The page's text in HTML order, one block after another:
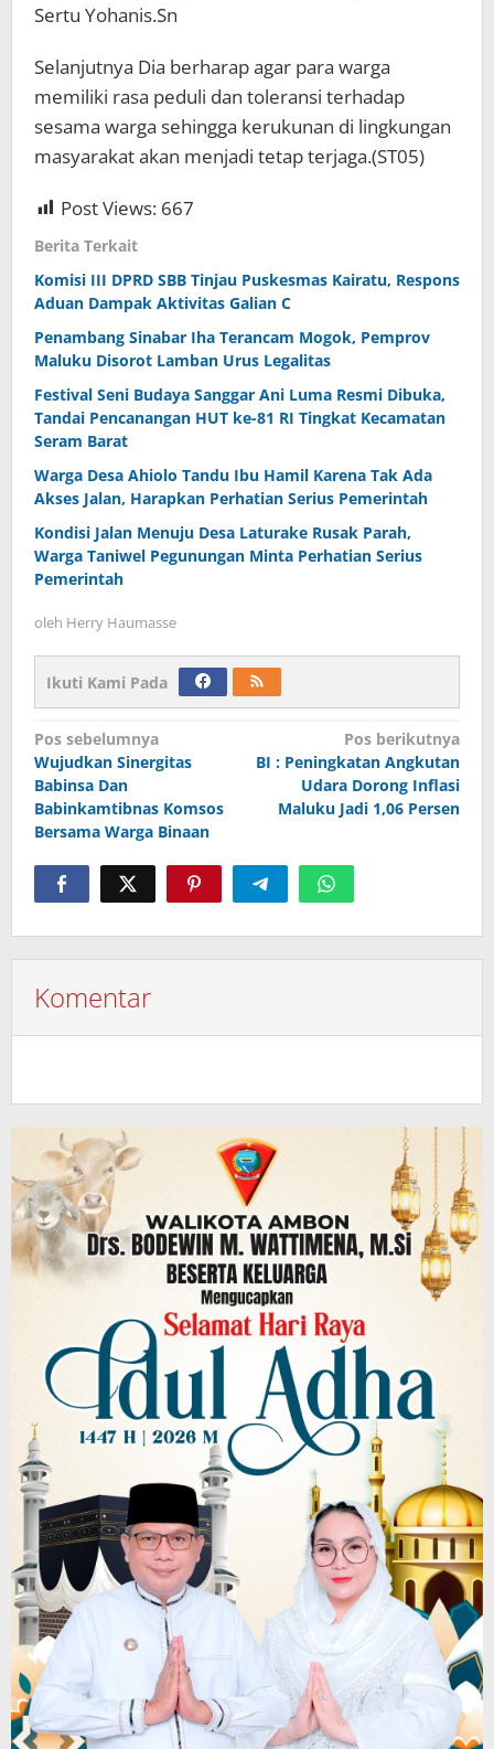
Sertu Yohanis.Sn
Selanjutnya Dia berharap agar para warga
memiliki rasa peduli dan toleransi terhadap
sesama warga sehingga kerukunan di lingkungan
masyarakat akan menjadi tetap terjaga.(ST05)
Post Views: 667
Berita Terkait
Komisi III DPRD SBB Tinjau Puskesmas Kairatu, Respons
Aduan Dampak Aktivitas Galian C
Penambang Sinabar Iha Terancam Mogok, Pemprov
Maluku Disorot Lamban Urus Legalitas
Festival Seni Budaya Sanggar Ani Luma Resmi Dibuka,
Tandai Pencanangan HUT ke-81 RI Tingkat Kecamatan
Seram Barat
Warga Desa Ahiolo Tandu Ibu Hamil Karena Tak Ada
Akses Jalan, Harapkan Perhatian Serius Pemerintah
Kondisi Jalan Menuju Desa Laturake Rusak Parah,
Warga Taniwel Pegunungan Minta Perhatian Serius
Pemerintah
oleh Herry Haumasse
Ikuti Kami Pada
Navigasi
pos
Pos sebelumnya
Wujudkan Sinergitas
Babinsa Dan
Babinkamtibnas Komsos
Bersama Warga Binaan
Pos berikutnya
BI : Peningkatan Angkutan
Udara Dorong Inflasi
Maluku Jadi 1,06 Persen
Komentar